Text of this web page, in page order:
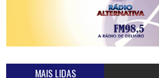
MAIS LIDAS